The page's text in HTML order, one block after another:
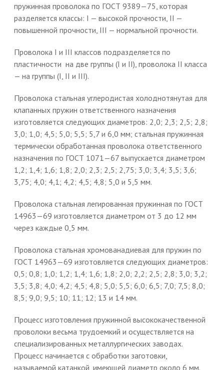
пружинная проволока по ГОСТ 9389—75, которая
разделяется классы: I — высокой прочности, II —
повышенной прочности, III — нормальной прочности.
Проволока I и III классов подразделяется по
пластичности на две группы (I и II), проволока II класса
— на группы (I, II и III).
Проволока стальная углеродистая холоднотянутая для
клапанных пружин ответственного назначения
изготовляется следующих диаметров: 2,0; 2,3; 2,5; 2,8;
3,0; 1,0; 4,5; 5,0; 5,5; 5,7 и 6,0 мм; стальная пружинная
термически обработанная проволока ответственного
назначения по ГОСТ 1071—67 выпускается диаметром
1,2; 1,4; 1,6; 1,8; 2,0; 2,3; 2,5; 2,75; 3,0; 3,4; 3,5; 3,6;
3,75; 4,0; 4,1; 4,2; 4,5; 4,8; 5,0 и 5,5 мм.
Проволока стальная легированная пружинная по ГОСТ
14963—69 изготовляется диаметром от 3 до 12 мм
через каждые 0,5 мм.
Проволока стальная хромованадиевая для пружин по
ГОСТ 14963—69 изготовляется следующих диаметров:
0,5; 0,8; 1,0; 1,2; 1,4; 1,6; 1,8; 2,0; 2,2; 2,5; 2,8; 3,0; 3,2;
3,5; 3,8; 4,0; 4,2; 4,5; 4,8; 5,0; 5,5; 6,0; 6,5; 7,0; 7,5; 8,0;
8,5; 9,0; 9,5; 10; 11; 12; 13 и 14 мм.
Процесс изготовления пружинной высококачественной
проволоки весьма трудоемкий и осуществляется на
специализированных металлургических заводах.
Процесс начинается с обработки заготовки,
называемой катанкой, имеющей диаметр около 6 мм.